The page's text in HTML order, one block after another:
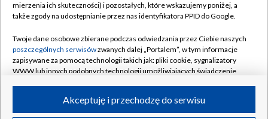
Naziemna Telewizja Cyfrowa
Rada Programowa
System NOS
Informacje o nadawcy
Program dla prasy
Pomoc
Kontakt
Kanały
mierzenia ich skuteczności) i pozostałych, które wskazujemy poniżej, a
także zgody na udostępnianie przez nas identyfikatora PPID do Google.
Twoje dane osobowe zbierane podczas odwiedzania przez Ciebie naszych
poszczególnych serwisówzwanych dalej „Portalem”, w tym informacje
zapisywane za pomocą technologii takich jak: pliki cookie, sygnalizatory
WWW lub innych podobnych technologii umożliwiających świadczenie
ruchu w Internecie.Akceptuję i przechodzę do serwisu